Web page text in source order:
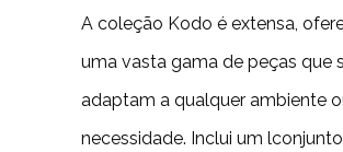
A coleção Kodo é extensa,
uma vasta gama de peças que
adaptam a qualquer ambiente
necessidade. Inclui um